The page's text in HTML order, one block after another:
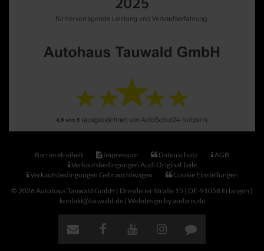
Barrierefreiheit Impressum Datenschutz
AGB
Verkaufsbedingungen Audi Original Teile
Verkaufsbedingungen Gebrauchtwagen
Cookie Einstellungen
© 2026 Autohaus Tauwald GmbH | Dresdener Straße 15 | DE-91058 Erlangen |
kontakt@tauwald.de | Webdesign by audaris.de